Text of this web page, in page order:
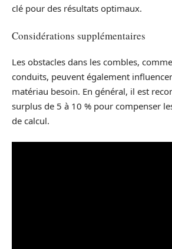
clé pour des résultats optimaux.
Considérations supplémentaires
Les obstacles dans les combles,
conduits, peuvent également
matériau besoin. En général, il est
surplus de 5 à 10 % pour compenser
de calcul.